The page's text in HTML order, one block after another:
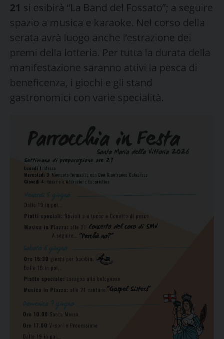
21 si esibirà “La Band del Fossato”; a seguire
spazio a musica e karaoke. Nel corso della
serata avrà luogo anche l’estrazione dei
premi della lotteria. Per tutta la durata della
manifestazione saranno attivi la pesca di
beneficenza, i giochi e gli stand
gastronomici con varie specialità.